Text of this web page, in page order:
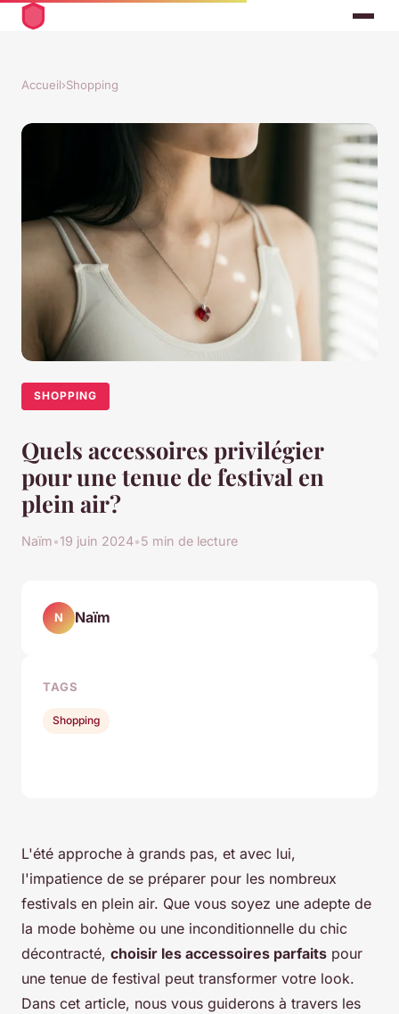
Accueil›Shopping
SHOPPING
Quels accessoires privilégier
pour une tenue de festival en
plein air?
Naïm•19 juin 2024•5 min de lecture
L'été approche à grands pas, et avec lui,
l'impatience de se préparer pour les nombreux
festivals en plein air. Que vous soyez une adepte de
la mode bohème ou une inconditionnelle du chic
décontracté, choisir les accessoires parfaits pour
une tenue de festival peut transformer votre look.
Dans cet article, nous vous guiderons à travers les
N Naïm
TAGS
Shopping